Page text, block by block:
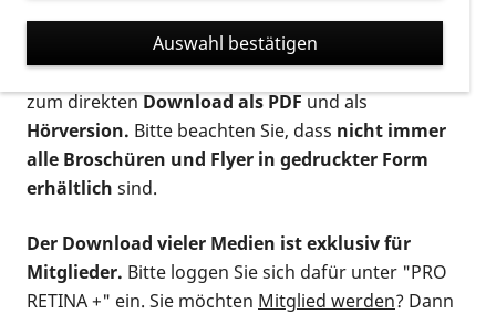
suchen. Die meisten Flyer und Broschüren werden in
verschiedenen Formaten angeboten: zur
postalischen Bestellung als gedruckte Variante
zum direktenDownload als PDFund als
Hörversion. Bitte beachten Sie, dass nicht immer
alle Broschüren und Flyer in gedruckter Form
erhältlich sind.
Der Download vieler Medien ist exklusiv für
Mitglieder. Bitte loggen Sie sich dafür unter "PRO
RETINA +" ein. Sie möchten Mitglied werden? Dann
Auswahl bestätigen